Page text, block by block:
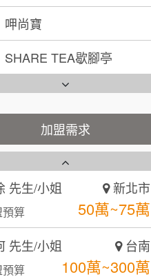
呷尚寶
SHARE TEA歇腳亭
TEA TOP台灣第一味
Cozy coffee可集咖啡
秉宏小米甜甜圈
潮鍋癮
加盟需求
林 先生/小姐
算 100萬 ~ 200萬
先生/小姐 屏東縣
算 100萬~200萬
周 先生/小姐
算 100萬 ~150萬
先生/小姐 新北市
算 50萬~75萬
先生/小姐 台南
算 100萬~300萬